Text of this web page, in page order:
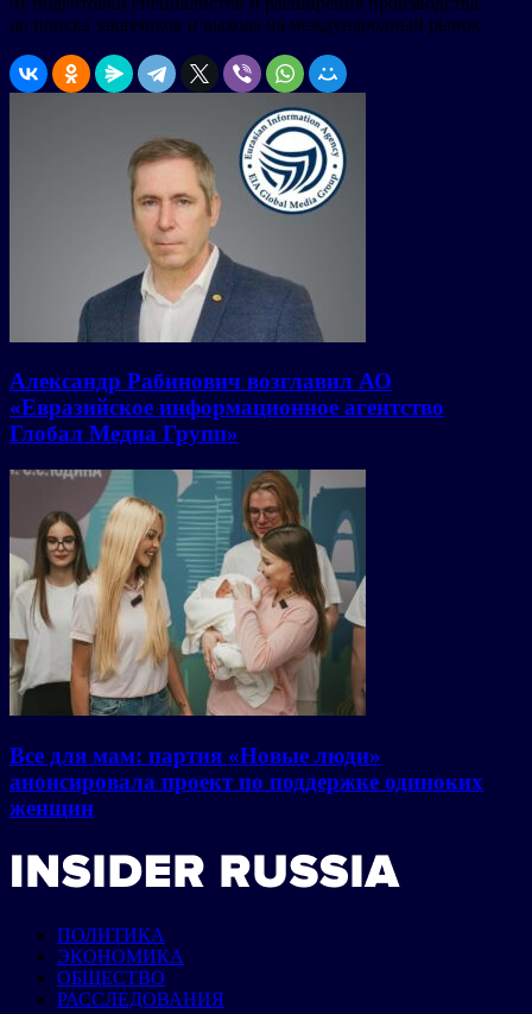
до поиска заказчиков и выхода на международный рынок.
Александр Рабинович возглавил АО
«Евразийское информационное агентство
Глобал Медиа Групп»
Все для мам: партия «Новые люди»
анонсировала проект по поддержке одиноких
женщин
ПОЛИТИКА
ЭКОНОМИКА
ОБЩЕСТВО
РАССЛЕДОВАНИЯ